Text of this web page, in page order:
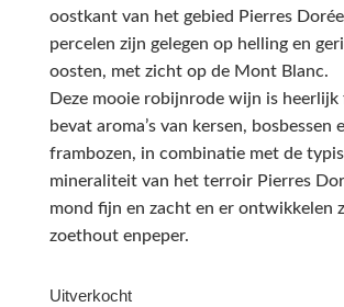
oostkant van het gebied Pierres
percelen zijn gelegen op helling en
oosten, met zicht op de Mont Blanc.
Deze mooie robijnrode wijn is
bevat aroma’s van kersen, bosbessen
frambozen, in combinatie met de
mineraliteit van het terroir Pierres
mond fijn en zacht en er ontwikkelen
zoethout enpeper.
Uitverkocht